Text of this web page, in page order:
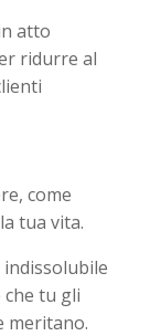
atto
ridurre al
come
tua vita.
tu gli
meritano.